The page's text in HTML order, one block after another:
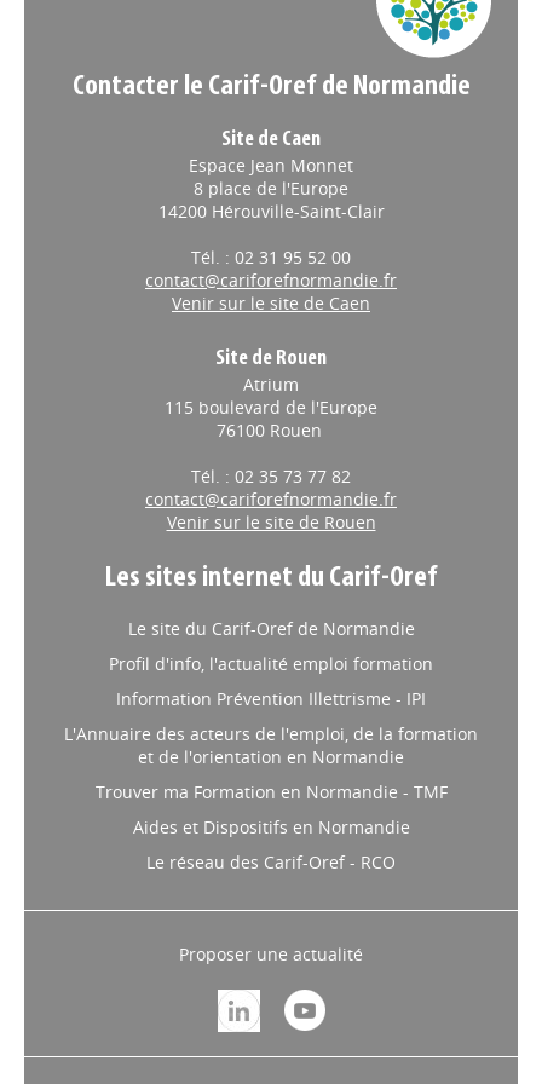
"L'apprentissage à l'aune du
changement : quelles
évolutions en Normandie ?"
Le CESER Normandie vient de mettre
en ligne cette nouvelle étude et sa
synthèse consacrées au
développement de l’apprentissage en
ECO-TERRITOIRES// 24/04/2026
Création d'ambassadeurs de
la réalité virtuelle dans
toutes les régions
A l'occasion du Laval Virtual 2026,
Anne Le Hénanff, Ministre déléguée
du Numérique, a dévoilé les lauréats
de la vague 3 de France 2030 et lance le réseau des
Ambassadeurs XR pour structurer la filière.
FORMATION // 22/04/2026
d'Assistant.e de vie aux
familles grâce aux
Présentations Immersives
de la Formation (PIMF)
Dans le cadre du dispositif QUALIF 2026 – Assistant.e de vie
aux familles, Média Formation et ses partenaires (Greta
Rouen Maritime et Greta Portes Normandes) déploient un
Formation.
Contacter le Carif-Oref de Normandie
Site de Caen
Espace Jean Monnet
8 place de l'Europe
14200 Hérouville-Saint-Clair
Tél. : 02 31 95 52 00
contact@cariforefnormandie.fr
Venir sur le site de Caen
Site de Rouen
Atrium
115 boulevard de l'Europe
76100 Rouen
Tél. : 02 35 73 77 82
contact@cariforefnormandie.fr
Venir sur le site de Rouen
Les sites internet du Carif-Oref
Le site du Carif-Oref de Normandie
Profil d'info, l'actualité emploi formation
Information Prévention Illettrisme - IPI
L'Annuaire des acteurs de l'emploi, de la formation
et de l'orientation en Normandie
Trouver ma Formation en Normandie - TMF
Aides et Dispositifs en Normandie
Le réseau des Carif-Oref - RCO
Proposer une actualité